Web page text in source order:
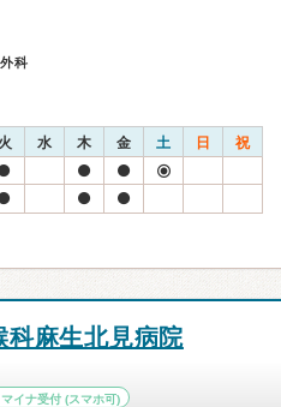
科
火 水 木 金 土 日 祝
科麻生北見病院
マイナ受付 (スマホ可)